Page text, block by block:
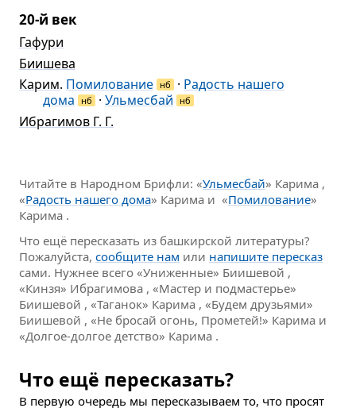
20-й век
Гафури
Биишева
Карим. Помилование нб · Радость нашего
дома
нб · Ульмесбай нб
Ибрагимов Г. Г.
Читайте в Народном Брифли: «Ульмесбай» Карима ,
«Радость нашего дома» Карима и «Помилование»
Карима .
Что ещё пересказать из башкирской литературы?
Пожалуйста, сообщите нам или напишите пересказ
сами. Нужнее всего «Униженные» Биишевой ,
«Кинзя» Ибрагимова , «Мастер и подмастерье»
Биишевой , «Таганок» Карима , «Будем друзьями»
Биишевой , «Не бросай огонь, Прометей!» Карима и
«Долгое-долгое детство» Карима .
Что ещё пересказать?
В первую очередь мы пересказываем то, что просят